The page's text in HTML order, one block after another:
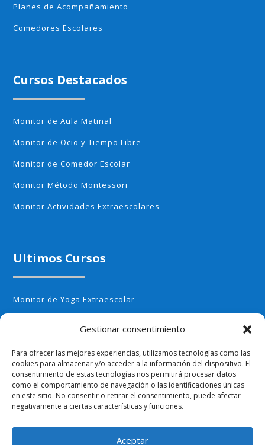
Gestionar consentimiento
Para ofrecer las mejores experiencias, utilizamos tecnologías como las
cookies para almacenar y/o acceder a la información del dispositivo. El
consentimiento de estas tecnologías nos permitirá procesar datos
como el comportamiento de navegación o las identificaciones únicas
en este sitio. No consentir o retirar el consentimiento, puede afectar
negativamente a ciertas características y funciones.
Aceptar
Planes de Acompañamiento
Comedores Escolares
Cursos Destacados
Monitor de Aula Matinal
Monitor de Ocio y Tiempo Libre
Monitor de Comedor Escolar
Monitor Método Montessori
Monitor Actividades Extraescolares
Ultimos Cursos
Monitor de Yoga Extraescolar
Monitor de Huerto Escolar
Monitor de Ajedrez